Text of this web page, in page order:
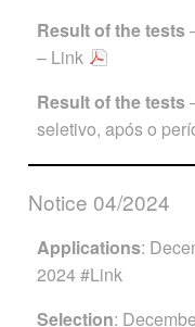
Result of the tests
– Link
Result of the tests
seletivo, após o
Notice 04/2024
Applications:
2024#Link
Selection: